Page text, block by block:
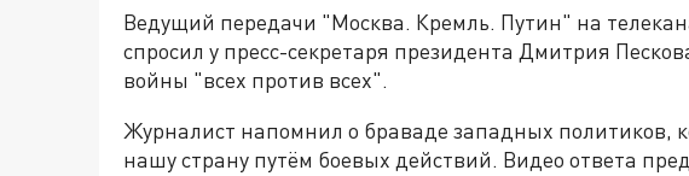
Ведущий передачи "Москва. Кремль. Путин" на
спросил у пресс-секретаря президента Дмитрия
войны "всех против всех".
Журналист напомнил о браваде западных политиков,
нашу страну путём боевых действий. Видео ответа